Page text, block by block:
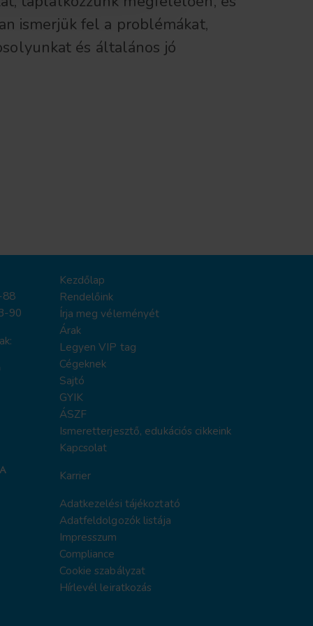
ismerjük fel a problémákat,
és általános jó
88
90
Kezdőlap
Rendelőink
Írja meg véleményét
Árak
Legyen VIP tag
Cégeknek
Sajtó
GYIK
ÁSZF
Ismeretterjesztő, edukációs cikkeink
Kapcsolat
Karrier
Adatkezelési tájékoztató
Adatfeldolgozók listája
Impresszum
Compliance
Cookie szabályzat
Hírlevél leiratkozás